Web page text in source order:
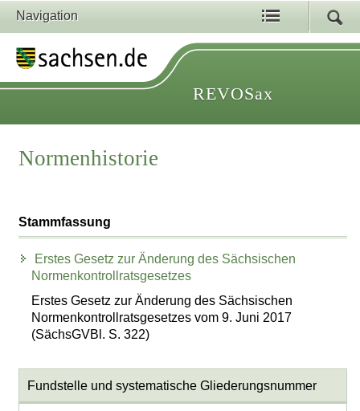
Navigation
REVOSax
Normenhistorie
Stammfassung
Erstes Gesetz zur Änderung des Sächsischen
Normenkontrollratsgesetzes
Erstes Gesetz zur Änderung des Sächsischen
Normenkontrollratsgesetzes vom 9. Juni 2017
(SächsGVBl. S. 322)
Fundstelle und systematische Gliederungsnummer